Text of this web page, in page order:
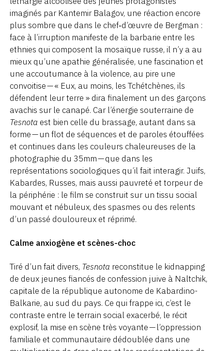
imaginés par Kantemir Balagov, une réaction encore
plus sombre que dans le chef‑d’œuvre de Bergman :
face à l’irruption manifeste de la barbarie entre les
ethnies qui composent la mosaïque russe, il n’y a au
mieux qu’une apathie généralisée, une fascination et
une accoutumance à la violence, au pire une
convoitise — « Eux, au moins, les Tchétchènes, ils
défendent leur terre » dira finalement un des garçons
avachis sur le canapé. Car l’énergie souterraine de
Tesnota est bien celle du brassage, autant dans sa
forme — un flot de séquences et de paroles étouffées
et continues dans les couleurs chaleureuses de la
photographie du 35mm — que dans les
représentations sociologiques qu’il fait interagir. Juifs,
Kabardes, Russes, mais aussi pauvreté et torpeur de
la périphérie : le film se construit sur un tissu social
mouvant et nébuleux, des spasmes ou des relents
d’un passé douloureux et réprimé.
Calme anxiogène et scènes-choc
Tiré d’un fait divers, Tesnota reconstitue le kidnapping
de deux jeunes fiancés de confession juive à Naltchik,
capitale de la république autonome de Kabardino-
Balkarie, au sud du pays. Ce qui frappe ici, c’est le
contraste entre le terrain social exacerbé, le récit
explosif, la mise en scène très voyante — l’oppression
familiale et communautaire dédoublée dans une